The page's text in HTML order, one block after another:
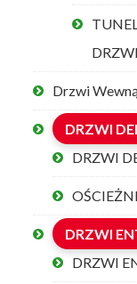
Drzwi
DRZWI
DRZWI
DRZWI
DRZWI